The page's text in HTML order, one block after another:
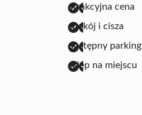
atrakcyjna cena
spokój i cisza
dostępny parking
sklep na miejscu